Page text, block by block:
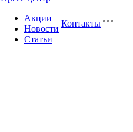
Акции
Новости
Статьи
Контакты